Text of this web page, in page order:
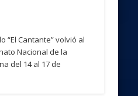
“El Cantante” volvió al
Nacional de la
del 14 al 17 de